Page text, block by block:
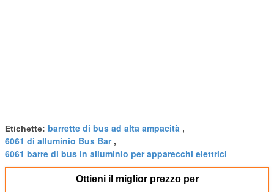
Etichette: barrette di bus ad alta ampacità ,
6061 di alluminio Bus Bar,
6061 barre di bus in alluminio per apparecchi elettrici
Ottieni il miglior prezzo per